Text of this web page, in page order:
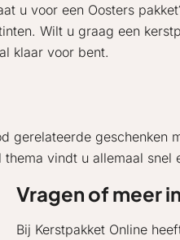
u voor een Oosters
Wilt u graag een
klaar voor bent.
gerelateerde
thema vindt u allemaal
Vragen of meer
Bij Kerstpakket Online